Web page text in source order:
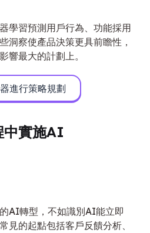
學習預測用戶行為、功能採用
洞察使產品決策更具前瞻性，
響最大的計劃上。
進行策略規劃
中實施AI
AI轉型，不如識別AI能立即
見的起點包括客戶反饋分析、